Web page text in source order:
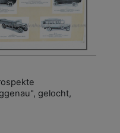
gelocht,